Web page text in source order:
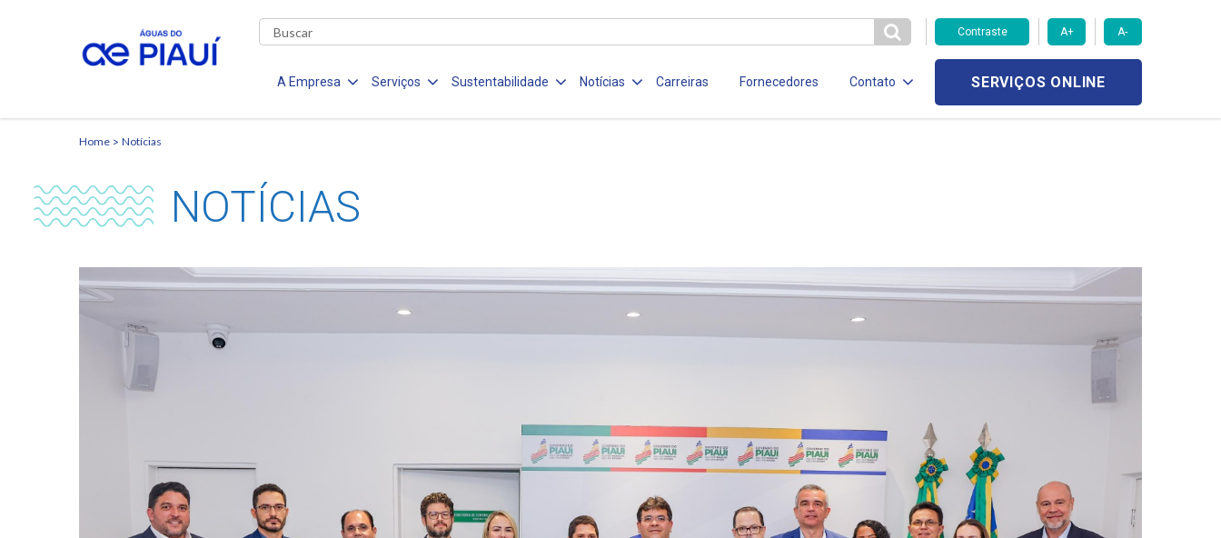
Contraste A+ A-
A Empresa Serviços Sustentabilidade Notícias Carreiras Fornecedores Contato SERVIÇOS ONLINE
Home Notícias
NOTÍCIAS